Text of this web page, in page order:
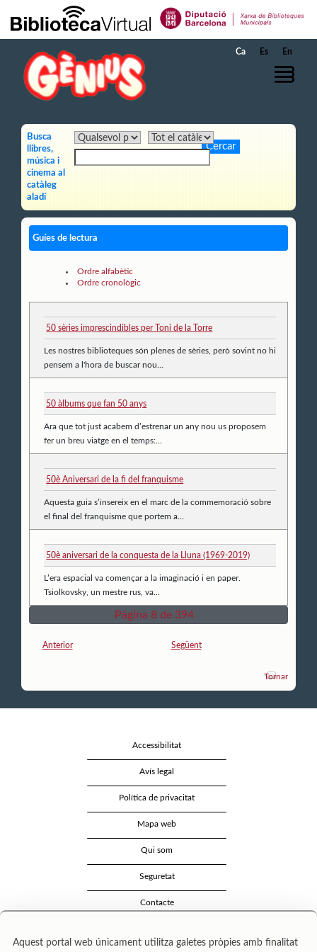
Salta al contingut principal
Ca Es En
Busca
llibres,
música i
cinema al
catàleg
aladí
Guíes de lectura
Ordre alfabètic
Ordre cronològic
50 sèries imprescindibles per Toni de la Torre
Les nostres biblioteques són plenes de sèries, però sovint no hi
pensem a l'hora de buscar nou...
50 àlbums que fan 50 anys
Ara que tot just acabem d’estrenar un any nou us proposem
fer un breu viatge en el temps:...
50è Aniversari de la fi del franquisme
Aquesta guia s’insereix en el marc de la commemoració sobre
el final del franquisme que portem a...
50è aniversari de la conquesta de la Lluna (1969-2019)
L’era espacial va començar a la imaginació i en paper.
Tsiolkovsky, un mestre rus, va...
Pàgina 8 de 394
Anterior Següent
Tornar
Accessibilitat
Avís legal
Política de privacitat
Mapa web
Qui som
Seguretat
Contacte
Aquest portal web únicament utilitza galetes pròpies amb finalitat